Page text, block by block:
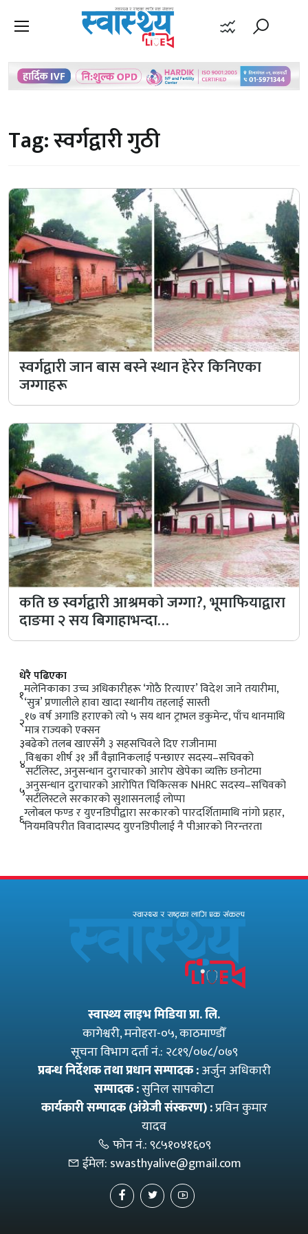
Tag:स्वर्गद्वारी गुठी
स्वर्गद्वारी जान बास बस्ने स्थान हेरेर किनिएका
जग्गाहरू
कति छ स्वर्गद्वारी आश्रमको जग्गा?, भूमाफियाद्वारा
दाङमा २ सय बिगाहाभन्दा…
धेरै पढिएका
१मलेनिकाका उच्च अधिकारीहरू ‘गोठै रित्याएर’ विदेश जाने तयारीमा,
‘सुत्र’ प्रणालीले हावा खादा स्थानीय तहलाई सास्ती
२१७ वर्ष अगाडि हराएको त्यो ५ सय थान ट्राभल डकुमेन्ट, पाँच थानमाथि
मात्र राज्यको एक्सन
३बढेको तलब खाएसँगै ३ सहसचिवले दिए राजीनामा
४विश्वका शीर्ष ३१ औँ वैज्ञानिकलाई पन्छाएर सदस्य–सचिवको
सर्टलिस्ट, अनुसन्धान दुराचारको आरोप खेपेका व्यक्ति छनोटमा
५अनुसन्धान दुराचारको आरोपित चिकित्सक NHRC सदस्य–सचिवको
सर्टलिस्टले सरकारको सुशासनलाई लाेप्पा
६ग्लोबल फण्ड र युएनडिपीद्वारा सरकारको पारदर्शितामाथि नांगो प्रहार,
नियमविपरीत विवादास्पद युएनडिपीलाई नै पीआरको निरन्तरता
स्वास्थ्य लाइभ मिडिया प्रा. लि.
कागेश्वरी, मनाेहरा-०५, काठमाण्डौँ
सूचना विभाग दर्ता नं.: २८१९/०७८/०७९
प्रबन्ध निर्देशक तथा प्रधान सम्पादक :अर्जुन अधिकारी
सम्पादक :सुनिल सापकोटा
कार्यकारी सम्पादक (अंग्रेजी संस्करण) :प्रविन कुमार
यादव
फोन नं.:९८५१०४१६०९
ईमेल: swasthyalive@gmail.com